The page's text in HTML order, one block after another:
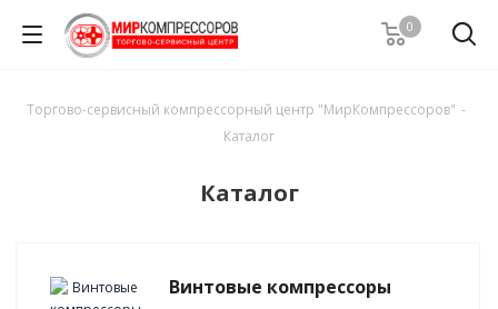
0
Торгово-сервисный компрессорный центр "МирКомпрессоров" -
Каталог
Каталог
Винтовые компрессоры